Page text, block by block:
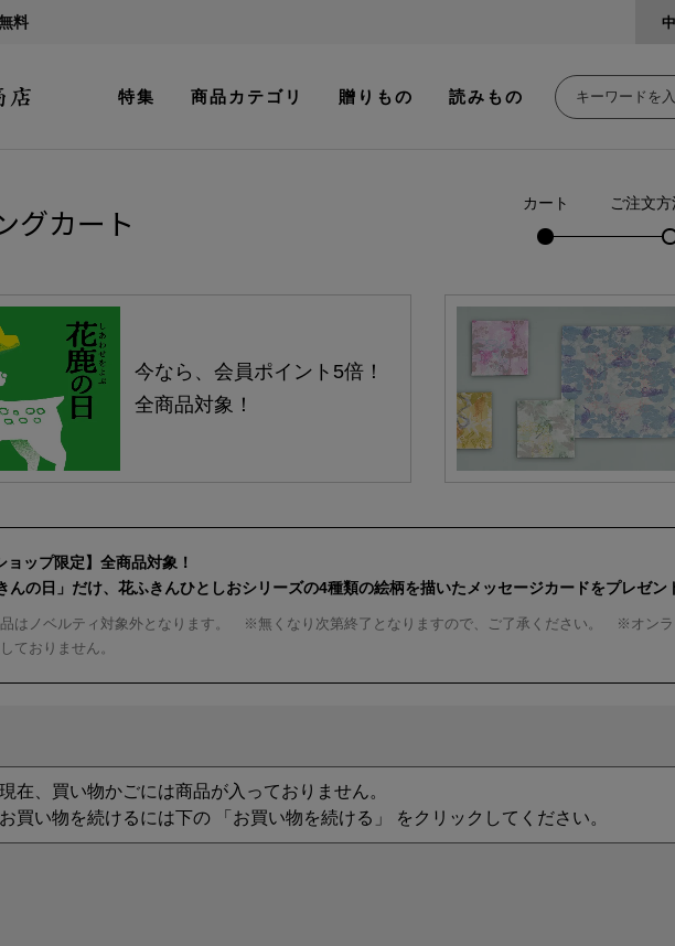
料
特集 商品カテゴリ 贈りもの 読みもの
グカート カート ご注文
今なら、会員ポイント5倍！
全商品対象！
ョップ限定】全商品対象！
んの日」だけ、花ふきんひとしおシリーズの4種類の絵柄を描いたメッセージカードをプレゼン
はノベルティ対象外となります。 ※無くなり次第終了となりますので、ご了承ください。 ※オンラ
ておりません。
現在、買い物かごには商品が入っておりません。
お買い物を続けるには下の 「お買い物を続ける」 をクリックしてください。